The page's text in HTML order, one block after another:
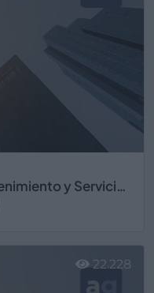
Tratamiento de Aguas Mantenimiento y Servicios Auxiliares
22.228